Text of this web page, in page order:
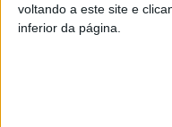
voltando a este site e
inferior da página.